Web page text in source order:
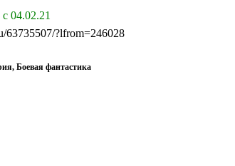
с 04.02.21
63735507/?lfrom=246028
Боевая фантастика